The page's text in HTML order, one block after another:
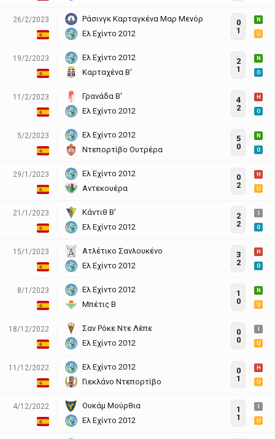
26/2/2023
Ράσινγκ Καρταγκένα Μαρ Μενόρ
Ελ Εχίντο 2012
0
1
N
U
19/2/2023
Ελ Εχίντο 2012
Καρταχένα Β'
2
1
N
O
11/2/2023
Γρανάδα Β'
Ελ Εχίντο 2012
4
2
H
O
5/2/2023
Ελ Εχίντο 2012
Ντεπορτίβο Ουτρέρα
5
0
N
O
29/1/2023
Ελ Εχίντο 2012
Αντεκουέρα
0
2
H
U
21/1/2023
Κάντιθ Β'
Ελ Εχίντο 2012
2
2
O
15/1/2023
Ατλέτικο Σανλουκένο
Ελ Εχίντο 2012
3
2
H
O
8/1/2023
Ελ Εχίντο 2012
Μπέτις Β
1
0
N
U
18/12/2022
Σαν Ρόκε Ντε Λέπε
Ελ Εχίντο 2012
0
0
U
11/12/2022
Ελ Εχίντο 2012
Γιεκλάνο Ντεπορτίβο
0
1
H
U
4/12/2022
Ουκάμ Μούρθια
Ελ Εχίντο 2012
1
1
U